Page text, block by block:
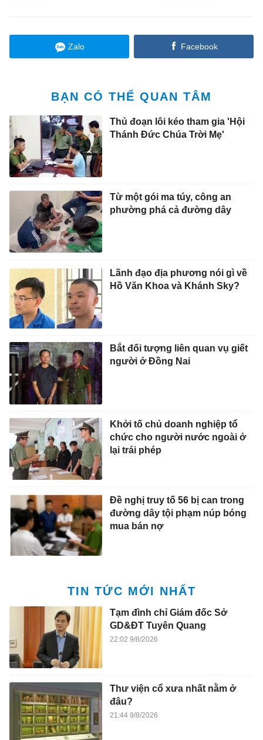
Zalo Facebook
BẠN CÓ THỂ QUAN TÂM
Thủ đoạn lôi kéo tham gia 'Hội
Thánh Đức Chúa Trời Mẹ'
Từ một gói ma túy, công an
phường phá cả đường dây
Lãnh đạo địa phương nói gì về
Hồ Văn Khoa và Khánh Sky?
Bắt đối tượng liên quan vụ giết
người ở Đồng Nai
Khởi tố chủ doanh nghiệp tổ
chức cho người nước ngoài ở
lại trái phép
Đề nghị truy tố 56 bị can trong
đường dây tội phạm núp bóng
mua bán nợ
TIN TỨC MỚI NHẤT
Tạm đình chỉ Giám đốc Sở
GD&ĐT Tuyên Quang
22:02 9/8/2026
Thư viện cổ xưa nhất nằm ở
đâu?
21:44 9/8/2026